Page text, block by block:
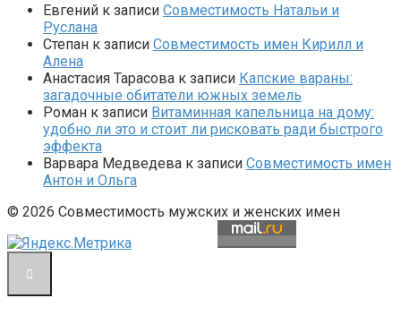
Евгений к записи Совместимость Натальи и
Руслана
Степан к записи Совместимость имен Кирилл и
Алена
Анастасия Тарасова к записи Капские вараны:
загадочные обитатели южных земель
Роман к записи Витаминная капельница на дому:
удобно ли это и стоит ли рисковать ради быстрого
эффекта
Варвара Медведева к записи Совместимость имен
Антон и Ольга
© 2026 Совместимость мужских и женских имен